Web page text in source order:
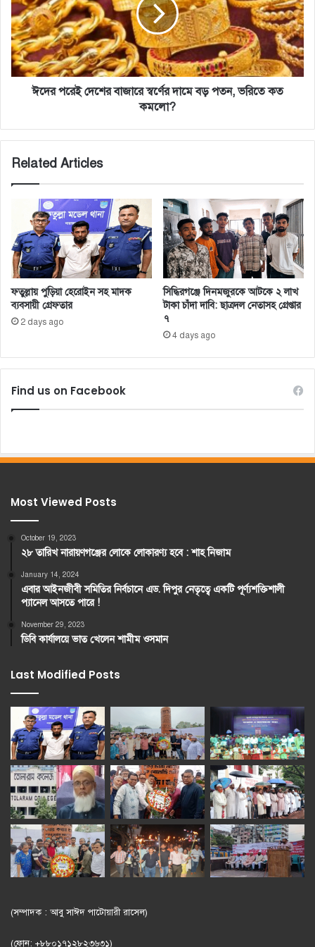
স্বর্ণের
দামে
বড়
পতন,
ভরিতে
ঈদের পরেই দেশের বাজারে স্বর্ণের দামে বড় পতন, ভরিতে কত
কমলো?
Related Articles
ফতুল্লায় পুড়িয়া হেরোইন সহ মাদক
ব্যবসায়ী গ্রেফতার
2 days ago
সিদ্ধিরগঞ্জে দিনমজুরকে আটকে ২ লাখ
টাকা চাঁদা দাবি: ছাত্রদল নেতাসহ গ্রেপ্তার
৭
4 days ago
Find us on Facebook
Most Viewed Posts
October 19, 2023
২৮ তারিখ নারায়ণগঞ্জের লোকে লোকারণ্য হবে : শাহ নিজাম
January 14, 2024
এবার আইনজীবী সমিতির নির্বচানে এড. দিপুর নেতৃত্বে একটি পূর্ণ্যশক্তিশালী
প্যানেল আসতে পারে !
November 29, 2023
ডিবি কার্যালয়ে ভাত খেলেন শামীম ওসমান
Last Modified Posts
(সম্পাদক : আবু সাঈদ পাটোয়ারী রাসেল)
(ফোন: +৮৮০১৭১২৮২৩৬৩১)